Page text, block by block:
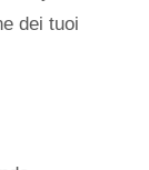
dei tuoi